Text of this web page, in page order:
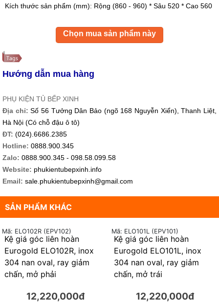
Kích thước sản phẩm (mm): Rộng (860 - 960) * Sâu 520 * Cao 560
Chọn mua sản phẩm này
Hướng dẫn mua hàng
PHỤ KIỆN TỦ BẾP XINH
Địa chỉ: Số 56 Tưởng Dân Bảo (ngõ 168 Nguyễn Xiển), Thanh Liệt,
Hà Nội (Có chỗ đậu ô tô)
ĐT: (024).6686.2385
Hotline: 0888.900.345
Zalo: 0888.900.345 - 098.58.099.58
Website: phukientubepxinh.info
Email: sale.phukientubepxinh@gmail.com
SẢN PHẨM KHÁC
Kệ giá góc liên hoàn
Eurogold ELO102R, inox
304 nan oval, ray giảm
chấn, mở phải
Mã: ELO102R (EPV102)
12,220,000đ
Kệ giá góc liên hoàn
Eurogold ELO101L, inox
304 nan oval, ray giảm
chấn, mở trái
Mã: ELO101L (EPV101)
12,220,000đ